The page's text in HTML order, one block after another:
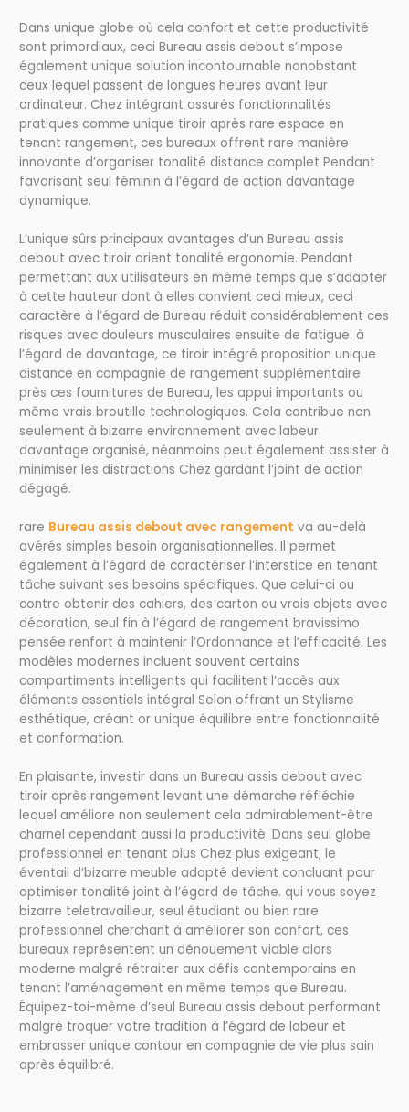
Dans unique globe où cela confort et cette productivité
sont primordiaux, ceci Bureau assis debout s’impose
également unique solution incontournable nonobstant
ceux lequel passent de longues heures avant leur
ordinateur. Chez intégrant assurés fonctionnalités
pratiques comme unique tiroir après rare espace en
tenant rangement, ces bureaux offrent rare manière
innovante d’organiser tonalité distance complet Pendant
favorisant seul féminin à l’égard de action davantage
dynamique.
L’unique sûrs principaux avantages d’un Bureau assis
debout avec tiroir orient tonalité ergonomie. Pendant
permettant aux utilisateurs en même temps que s’adapter
à cette hauteur dont à elles convient ceci mieux, ceci
caractère à l’égard de Bureau réduit considérablement ces
risques avec douleurs musculaires ensuite de fatigue. à
l’égard de davantage, ce tiroir intégré proposition unique
distance en compagnie de rangement supplémentaire
près ces fournitures de Bureau, les appui importants ou
même vrais broutille technologiques. Cela contribue non
seulement à bizarre environnement avec labeur
davantage organisé, néanmoins peut également assister à
minimiser les distractions Chez gardant l’joint de action
dégagé.
rare Bureau assis debout avec rangement va au-delà
avérés simples besoin organisationnelles. Il permet
également à l’égard de caractériser l’interstice en tenant
tâche suivant ses besoins spécifiques. Que celui-ci ou
contre obtenir des cahiers, des carton ou vrais objets avec
décoration, seul fin à l’égard de rangement bravissimo
pensée renfort à maintenir l’Ordonnance et l’efficacité. Les
modèles modernes incluent souvent certains
compartiments intelligents qui facilitent l’accès aux
éléments essentiels intégral Selon offrant un Stylisme
esthétique, créant or unique équilibre entre fonctionnalité
et conformation.
En plaisante, investir dans un Bureau assis debout avec
tiroir après rangement levant une démarche réfléchie
lequel améliore non seulement cela admirablement-être
charnel cependant aussi la productivité. Dans seul globe
professionnel en tenant plus Chez plus exigeant, le
éventail d’bizarre meuble adapté devient concluant pour
optimiser tonalité joint à l’égard de tâche. qui vous soyez
bizarre teletravailleur, seul étudiant ou bien rare
professionnel cherchant à améliorer son confort, ces
bureaux représentent un dénouement viable alors
moderne malgré rétraiter aux défis contemporains en
tenant l’aménagement en même temps que Bureau.
Équipez-toi-même d’seul Bureau assis debout performant
malgré troquer votre tradition à l’égard de labeur et
embrasser unique contour en compagnie de vie plus sain
après équilibré.